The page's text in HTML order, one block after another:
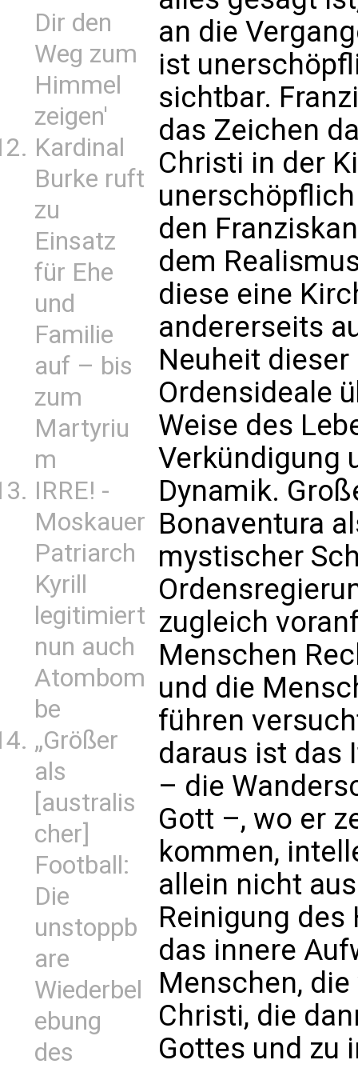
Dir den
Weg zum
Himmel
zeigen'
Kardinal
Burke ruft
zu
Einsatz
für Ehe
und
Familie
auf – bis
zum
Martyriu
m
IRRE! -
Moskauer
Patriarch
Kyrill
legitimiert
nun auch
Atombom
be
„Größer
als
[australis
cher]
Football:
Die
unstoppb
are
Wiederbel
ebung
des
an die
ist
sichtbar.
das Zeichen
Christi in der
den
dem
diese eine
andererseits
Neuheit
Ordensideale
Weise des
Verkündigung
Dynamik.
Bonaventura
mystischer
zugleich
Menschen
und die
führen
daraus ist das
– die
Gott –, wo er
kommen,
allein nicht
Reinigung
das innere
Menschen,
Christi, die
Gottes und zu